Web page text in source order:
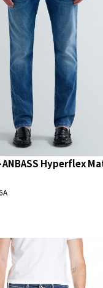
ANBASS Hyperflex